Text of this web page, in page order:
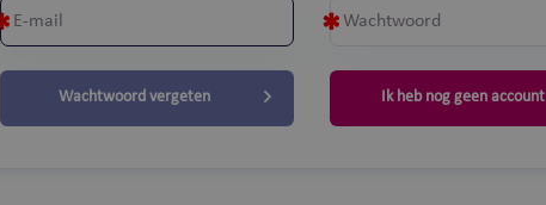
Wachtwoord vergeten Ik heb nog geen account